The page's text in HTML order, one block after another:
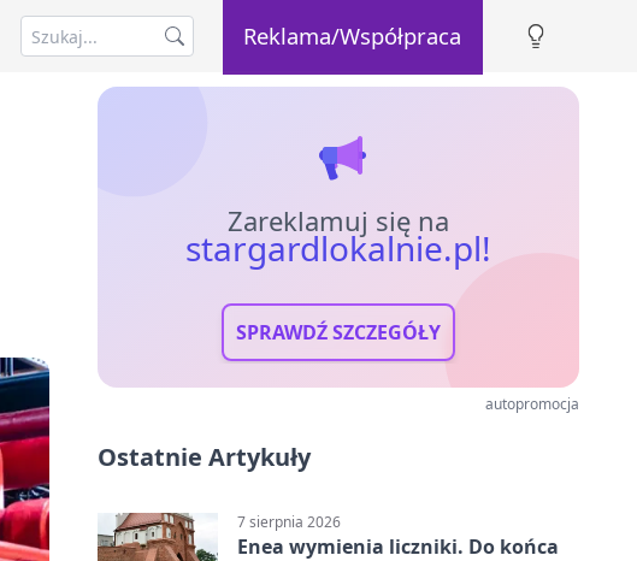
Reklama/Współpraca
Zareklamuj się na
stargardlokalnie.pl!
SPRAWDŹ SZCZEGÓŁY
autopromocja
Ostatnie Artykuły
7 sierpnia 2026
Enea wymienia liczniki. Do końca